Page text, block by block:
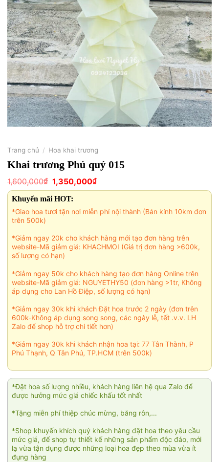
Trang chủ / Hoa khai trương
Khai trương Phú quý 015
1,600,000₫ Giá
gốc
là:
1,600,000₫.
1,350,000₫Giá
hiện
1,350,000₫.
Khuyến mãi HOT:
*Giao hoa tươi tận nơi miễn phí nội thành (Bán kính 10km đơn
trên 500k)
*Giảm ngay 20k cho khách hàng mới tạo đơn hàng trên
website-Mã giảm giá: KHACHMOI (Giá trị đơn hàng >600k,
số lượng có hạn)
*Giảm ngay 50k cho khách hàng tạo đơn hàng Online trên
website-Mã giảm giá: NGUYETHY50 (đơn hàng >1tr, Không
áp dụng cho Lan Hồ Điệp, số lượng có hạn)
*Giảm ngay 30k khi khách Đặt hoa trước 2 ngày (đơn trên
600k-Không áp dụng song song, các ngày lễ, tết .v.v. LH
Zalo để shop hỗ trợ chi tiết hơn)
*Giảm ngay 30k khi khách nhận hoa tại: 77 Tân Thành, P
Phú Thạnh, Q Tân Phú, TP.HCM (trên 500k)
*Đặt hoa số lượng nhiều, khách hàng liên hệ qua Zalo để
được hưởng mức giá chiếc khấu tốt nhất
*Tặng miễn phí thiệp chúc mừng, băng rôn,...
*Shop khuyến khích quý khách hàng đặt hoa theo yêu cầu
mức giá, để shop tự thiết kế những sản phẩm độc đáo, mới
lạ vừa tận dụng được những loại hoa đẹp theo mùa vừa ít
đụng hàng